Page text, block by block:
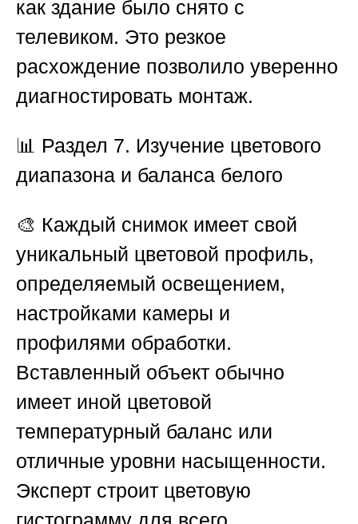
как здание было снято с
телевиком. Это резкое
расхождение позволило уверенно
диагностировать монтаж.
📊 Раздел 7. Изучение цветового
диапазона и баланса белого
🎨 Каждый снимок имеет свой
уникальный цветовой профиль,
определяемый освещением,
настройками камеры и
профилями обработки.
Вставленный объект обычно
имеет иной цветовой
температурный баланс или
отличные уровни насыщенности.
Эксперт строит цветовую